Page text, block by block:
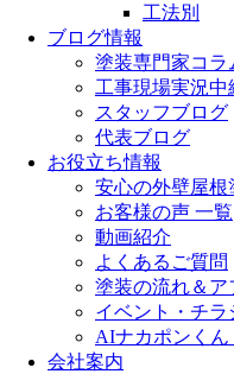
工法別
ブログ情報
塗装専門家コラ
工事現場実況中
スタッフブログ
代表ブログ
お役立ち情報
安心の外壁屋根
お客様の声 一覧
動画紹介
よくあるご質問
塗装の流れ＆ア
イベント・チラ
AIナカポンくん
会社案内